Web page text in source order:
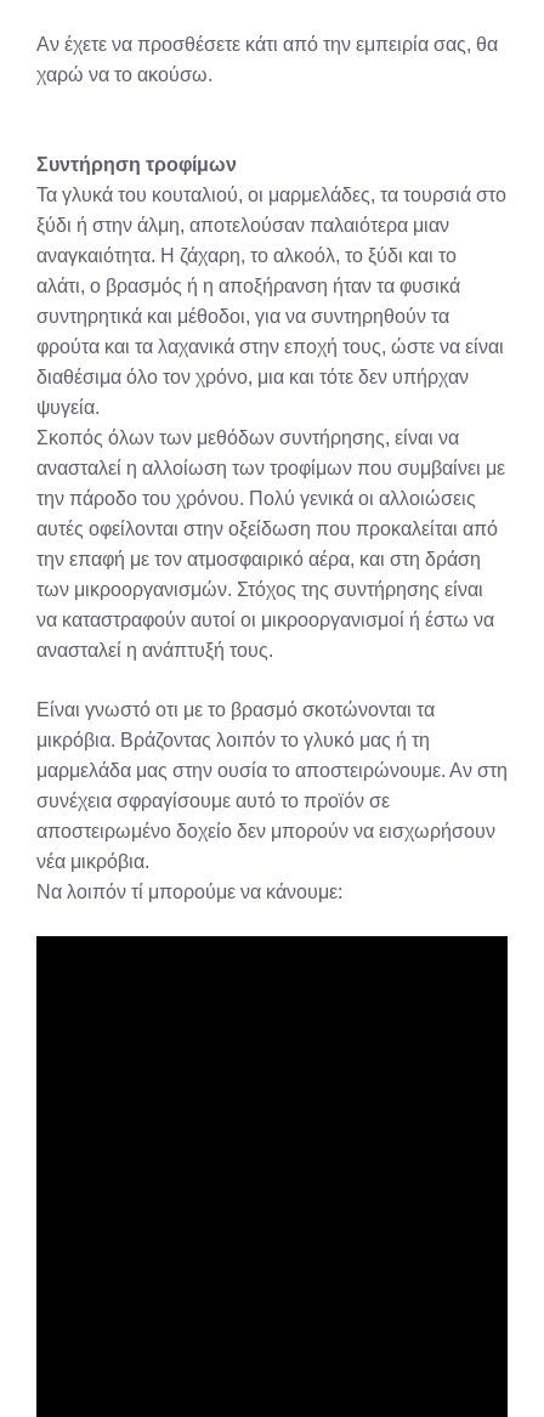
Αν έχετε να προσθέσετε κάτι από την εμπειρία σας, θα
χαρώ να το ακούσω.
Συντήρηση τροφίμων
Τα γλυκά του κουταλιού, οι μαρμελάδες, τα τουρσιά στο
ξύδι ή στην άλμη, αποτελούσαν παλαιότερα μιαν
αναγκαιότητα. Η ζάχαρη, το αλκοόλ, το ξύδι και το
αλάτι, ο βρασμός ή η αποξήρανση ήταν τα φυσικά
συντηρητικά και μέθοδοι, για να συντηρηθούν τα
φρούτα και τα λαχανικά στην εποχή τους, ώστε να είναι
διαθέσιμα όλο τον χρόνο, μια και τότε δεν υπήρχαν
ψυγεία.
Σκοπός όλων των μεθόδων συντήρησης, είναι να
ανασταλεί η αλλοίωση των τροφίμων που συμβαίνει με
την πάροδο του χρόνου. Πολύ γενικά οι αλλοιώσεις
αυτές οφείλονται στην οξείδωση που προκαλείται από
την επαφή με τον ατμοσφαιρικό αέρα, και στη δράση
των μικροοργανισμών. Στόχος της συντήρησης είναι
να καταστραφούν αυτοί οι μικροοργανισμοί ή έστω να
ανασταλεί η ανάπτυξή τους.
Είναι γνωστό οτι με το βρασμό σκοτώνονται τα
μικρόβια. Βράζοντας λοιπόν το γλυκό μας ή τη
μαρμελάδα μας στην ουσία το αποστειρώνουμε. Αν στη
συνέχεια σφραγίσουμε αυτό το προϊόν σε
αποστειρωμένο δοχείο δεν μπορούν να εισχωρήσουν
νέα μικρόβια.
Να λοιπόν τί μπορούμε να κάνουμε: